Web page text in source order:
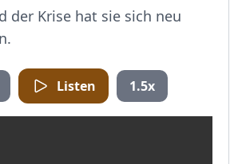
der Krise hat sie sich neu
Listen 1.5x